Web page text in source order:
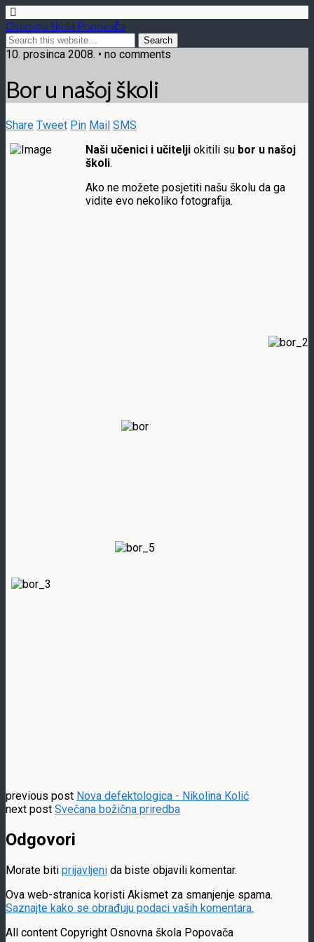
Osnovna škola Popovača
10. prosinca 2008. • no comments
Bor u našoj školi
Share Tweet Pin Mail SMS
Naši učenici i učitelji okitili su bor u našoj
školi.
Ako ne možete posjetiti našu školu da ga
vidite evo nekoliko fotografija.
previous post Nova defektologica - Nikolina Kolić
next post Svečana božična priredba
Odgovori
Morate biti prijavljeni da biste objavili komentar.
Ova web-stranica koristi Akismet za smanjenje spama.
Saznajte kako se obrađuju podaci vaših komentara.
All content Copyright Osnovna škola Popovača